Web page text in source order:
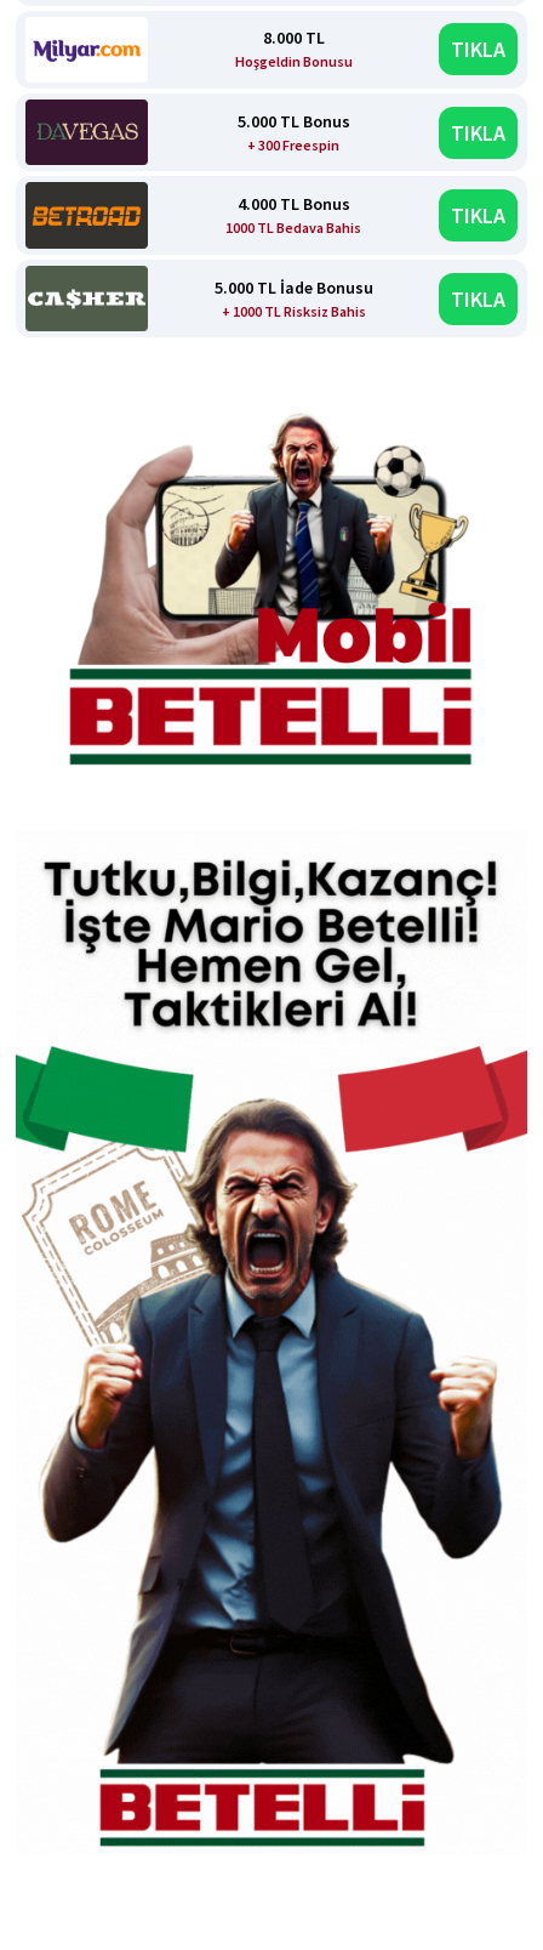
8.000 TL
Hoşgeldin Bonusu TIKLA
5.000 TL Bonus
+ 300 Freespin TIKLA
4.000 TL Bonus
1000 TL Bedava Bahis TIKLA
5.000 TL İade Bonusu
+ 1000 TL Risksiz Bahis TIKLA